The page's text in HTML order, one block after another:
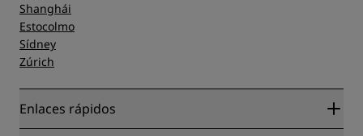
Shanghái
Estocolmo
Sídney
Zúrich
Enlaces rápidos